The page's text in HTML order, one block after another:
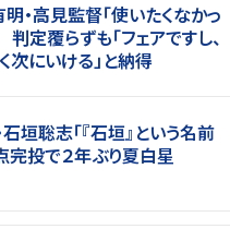
・高見監督「使いたくなかっ
定覆らずも「フェアですし、
次にいける」と納得
垣聡志「『石垣』という名前
完投で２年ぶり夏白星